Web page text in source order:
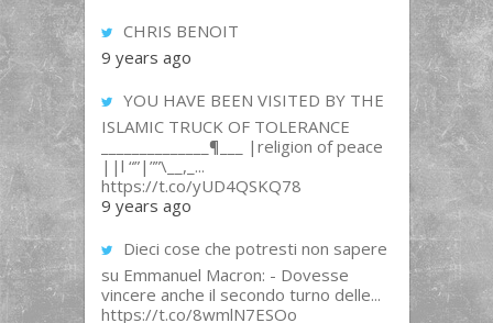
CHRIS BENOIT
9 years ago
YOU HAVE BEEN VISITED BY THE
ISLAMIC TRUCK OF TOLERANCE
______________¶___ |religion of peace
||l “”|””\__,_...
https://t.co/yUD4QSKQ78
9 years ago
Dieci cose che potresti non sapere
su Emmanuel Macron: - Dovesse
vincere anche il secondo turno delle...
https://t.co/8wmlN7ESOo